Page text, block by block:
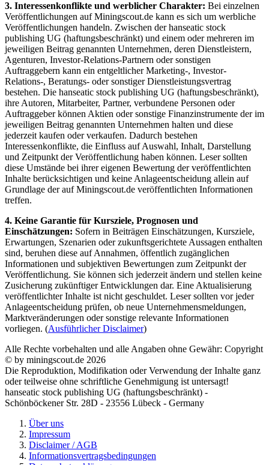
3. Interessenkonflikte und werblicher Charakter: Bei einzelnen
Veröffentlichungen auf Miningscout.de kann es sich um werbliche
Veröffentlichungen handeln. Zwischen der hanseatic stock
publishing UG (haftungsbeschränkt) und einem oder mehreren im
jeweiligen Beitrag genannten Unternehmen, deren Dienstleistern,
Agenturen, Investor-Relations-Partnern oder sonstigen
Auftraggebern kann ein entgeltlicher Marketing-, Investor-
Relations-, Beratungs- oder sonstiger Dienstleistungsvertrag
bestehen. Die hanseatic stock publishing UG (haftungsbeschränkt),
ihre Autoren, Mitarbeiter, Partner, verbundene Personen oder
Auftraggeber können Aktien oder sonstige Finanzinstrumente der im
jeweiligen Beitrag genannten Unternehmen halten und diese
jederzeit kaufen oder verkaufen. Dadurch bestehen
Interessenkonflikte, die Einfluss auf Auswahl, Inhalt, Darstellung
und Zeitpunkt der Veröffentlichung haben können. Leser sollten
diese Umstände bei ihrer eigenen Bewertung der veröffentlichten
Inhalte berücksichtigen und keine Anlageentscheidung allein auf
Grundlage der auf Miningscout.de veröffentlichten Informationen
treffen.
4. Keine Garantie für Kursziele, Prognosen und
Einschätzungen: Sofern in Beiträgen Einschätzungen, Kursziele,
Erwartungen, Szenarien oder zukunftsgerichtete Aussagen enthalten
sind, beruhen diese auf Annahmen, öffentlich zugänglichen
Informationen und subjektiven Bewertungen zum Zeitpunkt der
Veröffentlichung. Sie können sich jederzeit ändern und stellen keine
Zusicherung zukünftiger Entwicklungen dar. Eine Aktualisierung
veröffentlichter Inhalte ist nicht geschuldet. Leser sollten vor jeder
Anlageentscheidung prüfen, ob neue Unternehmensmeldungen,
Marktveränderungen oder sonstige relevante Informationen
vorliegen. (Ausführlicher Disclaimer)
Alle Rechte vorbehalten und alle Angaben ohne Gewähr: Copyright
© by miningscout.de 2026
Die Reproduktion, Modifikation oder Verwendung der Inhalte ganz
oder teilweise ohne schriftliche Genehmigung ist untersagt!
hanseatic stock publishing UG (haftungsbeschränkt) -
Schönböckener Str. 28D - 23556 Lübeck - Germany
Über uns
Impressum
Disclaimer / AGB
Informationsvertragsbedingungen